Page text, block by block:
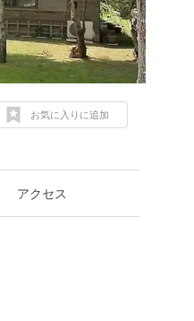
お気に入りに追加
アクセス